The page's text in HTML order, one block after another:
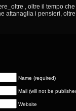
, oltre il tempo
attanaglia i pensieri,
Name (required)
Mail (will not be
Website